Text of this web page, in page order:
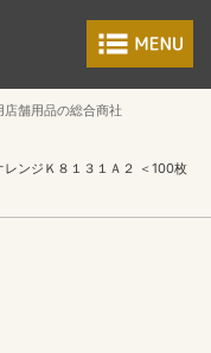
食品包装容器と
舗用品の総合商社
ンジＫ８１３１Ａ２ ＜100枚